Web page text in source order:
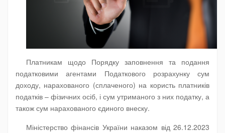
Платникам щодо Порядку заповнення та подання
податковими агентами Податкового розрахунку сум
доходу, нарахованого (сплаченого) на користь платників
податків – фізичних осіб, і сум утриманого з них податку, а
також сум нарахованого єдиного внеску.
Міністерство фінансів України наказом від 26.12.2023